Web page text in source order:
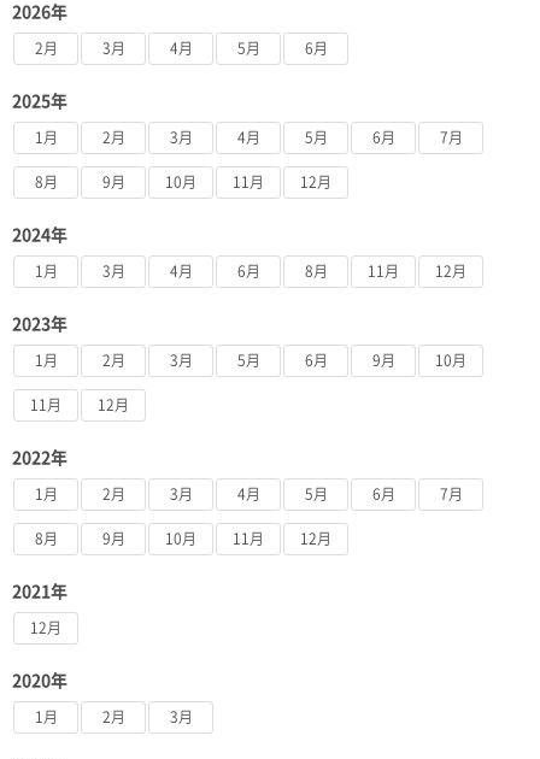
2026年
2月 3月 4月 5月 6月
2025年
1月 2月 3月 4月 5月 6月 7月
8月 9月 10月 11月 12月
2024年
1月 3月 4月 6月 8月 11月 12月
2023年
1月 2月 3月 5月 6月 9月 10月
11月 12月
2022年
1月 2月 3月 4月 5月 6月 7月
8月 9月 10月 11月 12月
2021年
12月
2020年
1月 2月 3月